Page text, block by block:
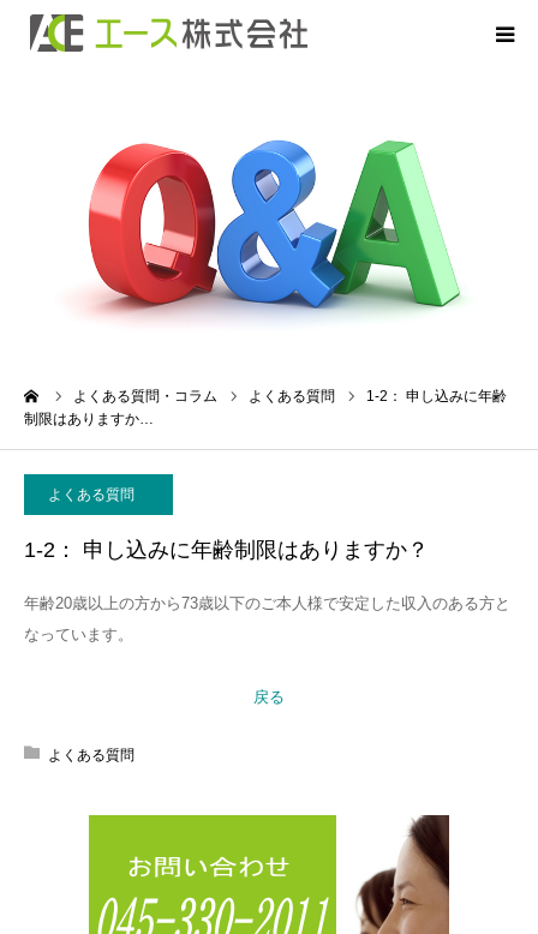
よくある質問・コラム よくある質問
1-2： 申し込みに年齢
制限はありますか…
よくある質問
1-2： 申し込みに年齢制限はありますか？
年齢20歳以上の方から73歳以下のご本人様で安定した収入のある方と
なっています。
戻る
よくある質問
お申込について
お借入について
ご返済について
会社概要